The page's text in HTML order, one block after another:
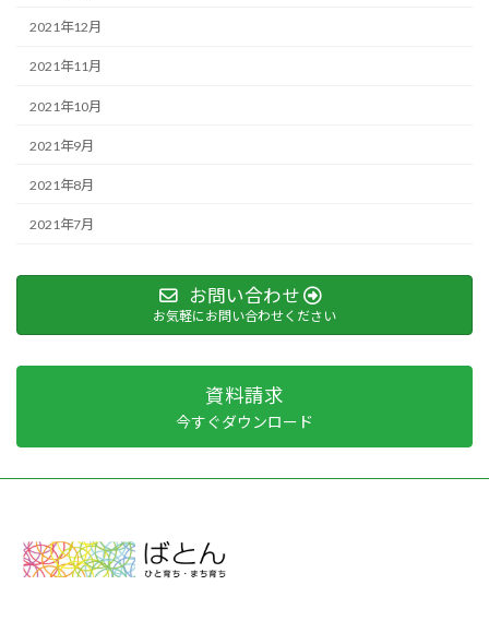
2021年12月
2021年11月
2021年10月
2021年9月
2021年8月
2021年7月
お問い合わせ
お気軽にお問い合わせください
資料請求
今すぐダウンロード